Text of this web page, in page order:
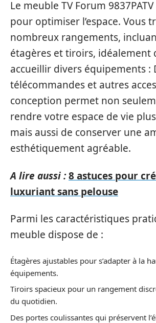
Le meuble TV Forum
pour optimiser l’espace. Vous
nombreux rangements,
étagères et tiroirs, idéalement
accueillir divers équipements :
télécommandes et autres
conception permet non
rendre votre espace de vie
mais aussi de conserver une
esthétiquement agréable.
A lire aussi :8 astuces pour
luxuriant sans pelouse
Parmi les caractéristiques
meuble dispose de :
Étagères ajustables pour s’adapter à la
équipements.
Tiroirs spacieux pour un rangement
du quotidien.
Des portes coulissantes qui préservent